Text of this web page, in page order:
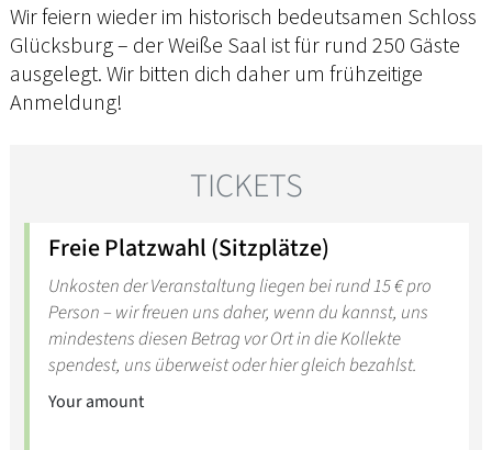
Wir feiern wieder im historisch bedeutsamen Schloss
Glücksburg – der Weiße Saal ist für rund 250 Gäste
ausgelegt. Wir bitten dich daher um frühzeitige
Anmeldung!